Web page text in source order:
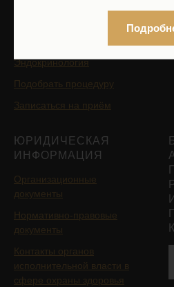
Эндокринология
Подобрать процедуру
Записаться на приём
ЮРИДИЧЕСКАЯ
ИНФОРМАЦИЯ
Организационные
документы
Нормативно-правовые
документы
Контакты органов
исполнительной власти в
сфере охраны здоровья